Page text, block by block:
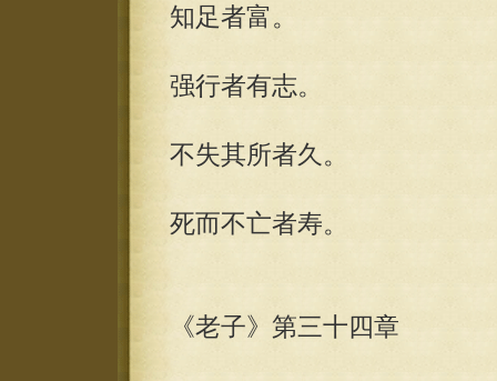
知足者富。
强行者有志。
不失其所者久。
死而不亡者寿。
《老子》第三十四章